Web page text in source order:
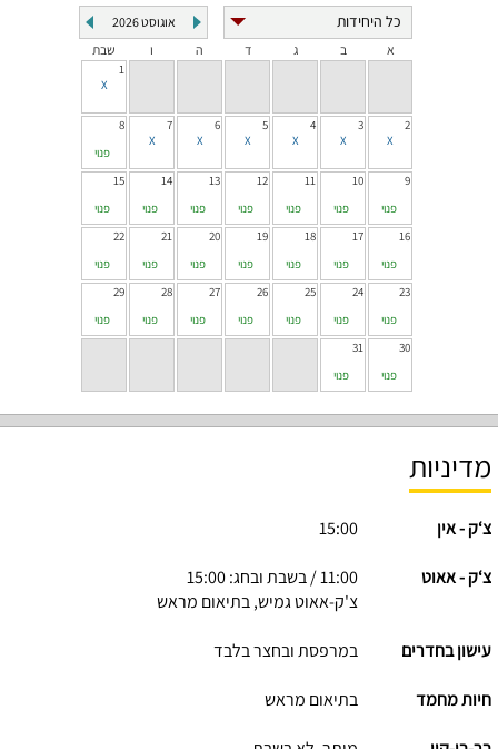
אוגוסט2026
א
ב ג ד ה ו שבת
1
2
3
4
5
6
7
8
פנוי
9
פנוי
10
פנוי
11
פנוי
12
פנוי
13
פנוי
14
פנוי
15
פנוי
16
פנוי
17
פנוי
18
פנוי
19
פנוי
20
פנוי
21
פנוי
22
פנוי
23
פנוי
24
פנוי
25
פנוי
26
פנוי
27
פנוי
28
פנוי
29
פנוי
30
פנוי
31
פנוי
מדיניות
צ‘ק - אין 15:00
צ‘ק - אאוט
11:00 / בשבת ובחג: 15:00
צ'ק-אאוט גמיש, בתיאום מראש
עישון בחדרים במרפסת ובחצר בלבד
חיות מחמד בתיאום מראש